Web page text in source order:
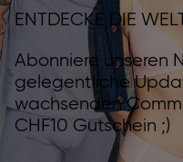
ENTDECKE DIE
Abonniere unseren
gelegentliche
wachsenden
CHF10 Gutschein ;)